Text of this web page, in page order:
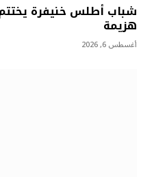
شباب أطلس خنيفرة
هزيمة
أغسطس 6, 2026